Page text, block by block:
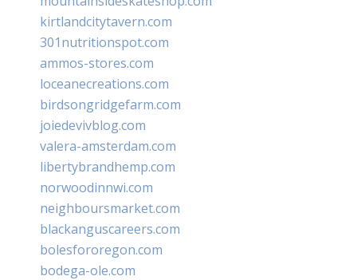
kirtlandcitytavern.com
301nutritionspot.com
ammos-stores.com
loceanecreations.com
birdsongridgefarm.com
joiedevivblog.com
valera-amsterdam.com
libertybrandhemp.com
norwoodinnwi.com
neighboursmarket.com
blackanguscareers.com
bolesfororegon.com
bodega-ole.com